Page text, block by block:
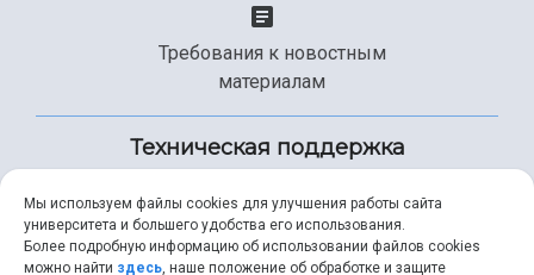
Требования к новостным
материалам
Техническая поддержка
+7 (846) 267-49-99
Мы используем файлы cookies для улучшения работы сайта
университета и большего удобства его использования.
Более подробную информацию об использовании файлов cookies
можно найти здесь, наше положение об обработке и защите